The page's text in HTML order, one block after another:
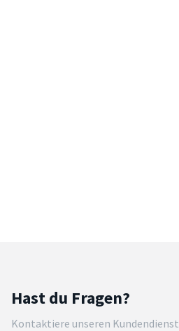
Hast du Fragen?
Kontaktiere unseren Kundendienst